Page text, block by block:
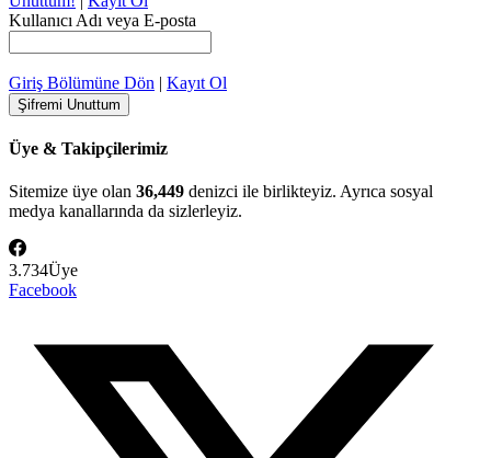
Kullanıcı Adı veya E-posta
Giriş Bölümüne Dön | Kayıt Ol
Üye & Takipçilerimiz
Sitemize üye olan 36,449 denizci ile birlikteyiz. Ayrıca sosyal
medya kanallarında da sizlerleyiz.
3.734Üye
Facebook